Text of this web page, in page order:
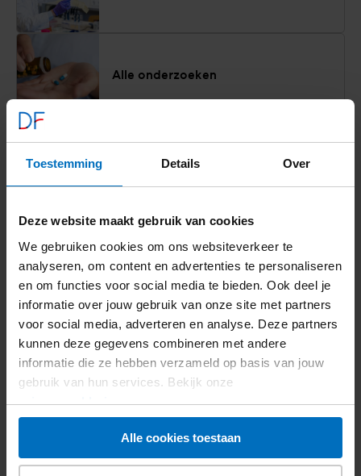
Toestemming Details Over
Deze website maakt gebruik van cookies
We gebruiken cookies om ons websiteverkeer te
analyseren, om content en advertenties te personaliseren
en om functies voor social media te bieden. Ook deel je
informatie over jouw gebruik van onze site met partners
voor social media, adverteren en analyse. Deze partners
kunnen deze gegevens combineren met andere
informatie die ze hebben verzameld op basis van jouw
gebruik van hun services. Bekijk onze
privacyverklaring.
Alle cookies toestaan
Alle onderzoeken
Alles over onderzoek
Nieuws